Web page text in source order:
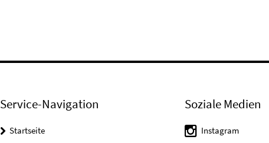
Service-Navigation
Startseite
Soziale Medien
Instagram